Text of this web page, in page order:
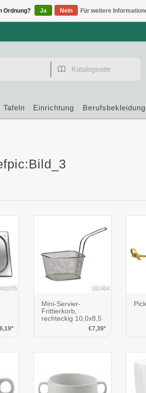
Tafeln Einrichtung Berufsbekleidung
491075 161404
Mini-Servier-
Frittierkorb,
rechteckig 10,0x8,5
€7,39*
Ordnung? Ja Nein Für weitere